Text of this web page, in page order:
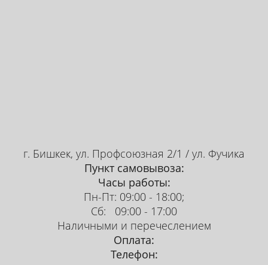
г. Бишкек, ул. Профсоюзная 2/1 / ул. Фучика
Пункт самовывоза:
Часы работы:
Пн-Пт: 09:00 - 18:00;
Сб: 09:00 - 17:00
Наличными и перечеслением
Оплата:
Телефон: